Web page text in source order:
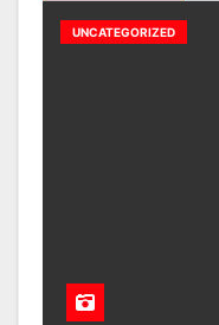
UNCATEGORIZED